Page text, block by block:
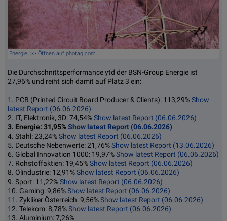
Energie >> Öffnen auf photaq.com
Die Durchschnittsperformance ytd der BSN-Group Energie ist
27,96% und reiht sich damit auf Platz 3 ein:
1. PCB (Printed Circuit Board Producer & Clients): 113,29%Show
latest Report (06.06.2026)
2. IT, Elektronik, 3D: 74,54%Show latest Report (06.06.2026)
3. Energie: 31,95%Show latest Report (06.06.2026)
4. Stahl: 23,24%Show latest Report (06.06.2026)
5. Deutsche Nebenwerte: 21,76%Show latest Report (13.06.2026)
6. Global Innovation 1000: 19,97%Show latest Report (06.06.2026)
7. Rohstoffaktien: 19,45%Show latest Report (06.06.2026)
8. Ölindustrie: 12,91%Show latest Report (06.06.2026)
9. Sport: 11,22%Show latest Report (06.06.2026)
10. Gaming: 9,86%Show latest Report (06.06.2026)
11. Zykliker Österreich: 9,56%Show latest Report (06.06.2026)
12. Telekom: 8,78%Show latest Report (06.06.2026)
13. Aluminium: 7,26%